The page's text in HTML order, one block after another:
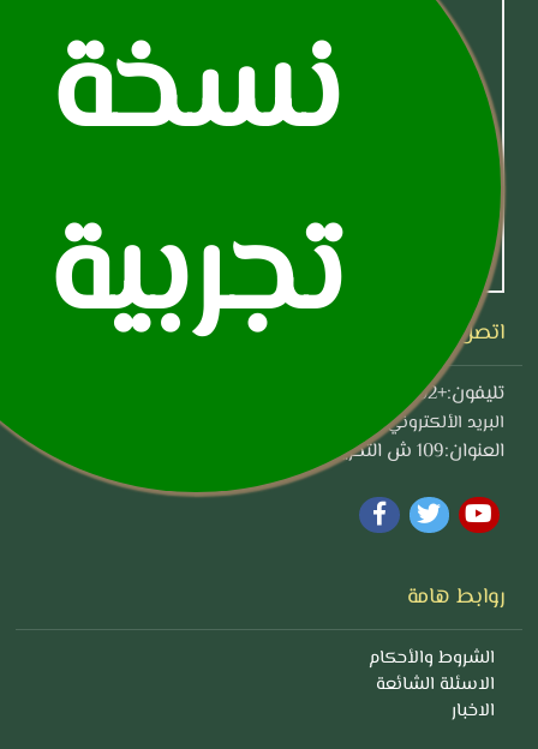
نسخة
تجربية
اتصل بنا
تليفون:+02 22-23-221
info@awkaf.gov.eg: البريد الألكتروني
العنوان:109 ش التحرير الدقي
روابط هامة
الشروط والأحكام
الاسئلة الشائعة
الاخبار